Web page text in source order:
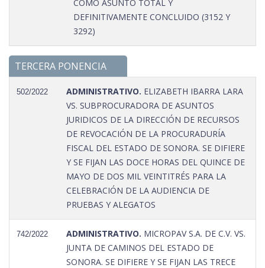
COMO ASUNTO TOTAL Y
DEFINITIVAMENTE CONCLUIDO (3152 Y
3292)
TERCERA PONENCIA
502/2022 ADMINISTRATIVO. ELIZABETH IBARRA LARA
VS. SUBPROCURADORA DE ASUNTOS
JURIDICOS DE LA DIRECCIÓN DE RECURSOS
DE REVOCACIÓN DE LA PROCURADURÍA
FISCAL DEL ESTADO DE SONORA. SE DIFIERE
Y SE FIJAN LAS DOCE HORAS DEL QUINCE DE
MAYO DE DOS MIL VEINTITRÉS PARA LA
CELEBRACIÓN DE LA AUDIENCIA DE
PRUEBAS Y ALEGATOS
742/2022 ADMINISTRATIVO. MICROPAV S.A. DE C.V. VS.
JUNTA DE CAMINOS DEL ESTADO DE
SONORA. SE DIFIERE Y SE FIJAN LAS TRECE